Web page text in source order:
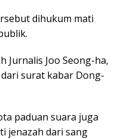
dihukum mati
Jurnalis Joo Seong-ha,
surat kabar Dong-
paduan suara juga
jenazah dari sang